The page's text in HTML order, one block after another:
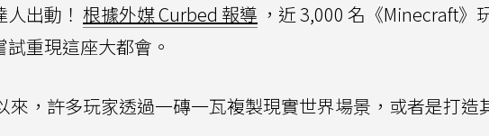
出動！ 根據外媒 Curbed 報導 ，近 3,000 名《Minecraft》
重現這座大都會。
來，許多玩家透過一磚一瓦複製現實世界場景，或者是打造